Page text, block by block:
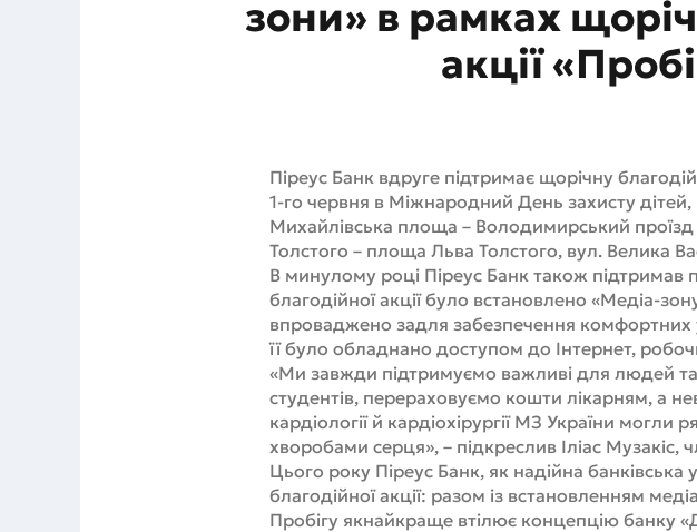
зони» в рамках
акції
Піреус Банк вдруге підтримає щорічну
1-го червня в Міжнародний День захисту
Михайлівська площа – Володимирський
Толстого – площа Льва Толстого, вул. Велика
В минулому році Піреус Банк також
благодійної акції було встановлено «Медіа-
впроваджено задля забезпечення комфортних
її було обладнано доступом до Інтернет,
«Ми завжди підтримуємо важливі для людей
студентів, перераховуємо кошти лікарням, а
кардіології й кардіохірургії МЗ України
хворобами серця», – підкреслив Іліас Музакіс,
Цього року Піреус Банк, як надійна
благодійної акції: разом із встановленням
Пробігу якнайкраще втілює концепцію банку